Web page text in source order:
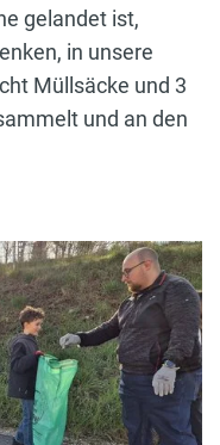
gelandet ist,
in unsere
Müllsäcke und 3
und an den